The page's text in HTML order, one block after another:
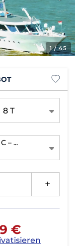
1/ 45
8 T
– ...
€